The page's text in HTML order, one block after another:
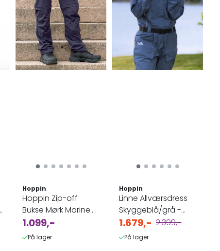
Hoppin
Hoppin Zip-off
Bukse Mørk Marine
Herre
1.099,-
På lager
Hoppin
Linne Allværsdress
Skyggeblå/grå -
Kjeledress til Dame
B-vare
1.679,- 2.399,-
På lager